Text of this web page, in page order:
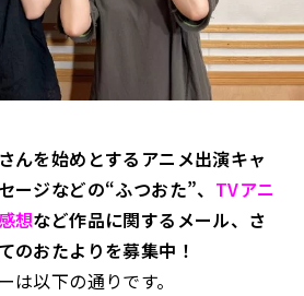
んを始めとするアニメ出演キャ
ージなどの“ふつおた”、 TVアニ
想など作品に関するメール、さ
のおたよりを募集中！
は以下の通りです。